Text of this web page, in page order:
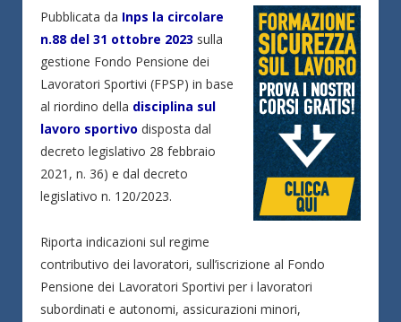
Pubblicata da Inps la circolare
n.88 del 31 ottobre 2023 sulla
gestione Fondo Pensione dei
Lavoratori Sportivi (FPSP) in base
al riordino della disciplina sul
lavoro sportivo disposta dal
decreto legislativo 28 febbraio
2021, n. 36) e dal decreto
legislativo n. 120/2023.
Riporta indicazioni sul regime
contributivo dei lavoratori, sull’iscrizione al Fondo
Pensione dei Lavoratori Sportivi per i lavoratori
subordinati e autonomi, assicurazioni minori,